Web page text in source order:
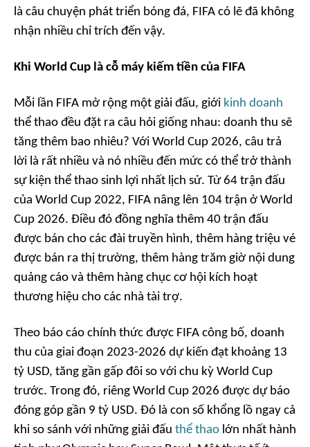
là câu chuyện phát triển bóng đá, FIFA có lẽ đã không
nhận nhiều chỉ trích đến vậy.
Khi World Cup là cỗ máy kiếm tiền của FIFA
Mỗi lần FIFA mở rộng một giải đấu, giới kinh doanh
thể thao đều đặt ra câu hỏi giống nhau: doanh thu sẽ
tăng thêm bao nhiêu? Với World Cup 2026, câu trả
lời là rất nhiều và nó nhiều đến mức có thể trở thành
sự kiện thể thao sinh lợi nhất lịch sử. Từ 64 trận đấu
của World Cup 2022, FIFA nâng lên 104 trận ở World
Cup 2026. Điều đó đồng nghĩa thêm 40 trận đấu
được bán cho các đài truyền hình, thêm hàng triệu vé
được bán ra thị trường, thêm hàng trăm giờ nội dung
quảng cáo và thêm hàng chục cơ hội kích hoạt
thương hiệu cho các nhà tài trợ.
Theo báo cáo chính thức được FIFA công bố, doanh
thu của giai đoạn 2023-2026 dự kiến đạt khoảng 13
tỷ USD, tăng gần gấp đôi so với chu kỳ World Cup
trước. Trong đó, riêng World Cup 2026 được dự báo
đóng góp gần 9 tỷ USD. Đó là con số khổng lồ ngay cả
khi so sánh với những giải đấu thể thao lớn nhất hành